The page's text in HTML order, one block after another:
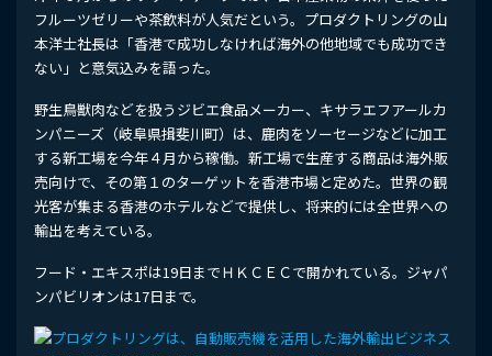
フルーツゼリーや茶飲料が人気だという。プロダクトリングの山
本洋士社長は「香港で成功しなければ海外の他地域でも成功でき
ない」と意気込みを語った。
野生鳥獣肉などを扱うジビエ食品メーカー、キサラエフアールカ
ンパニーズ（岐阜県揖斐川町）は、鹿肉をソーセージなどに加工
する新工場を今年４月から稼働。新工場で生産する商品は海外販
売向けで、その第１のターゲットを香港市場と定めた。世界の観
光客が集まる香港のホテルなどで提供し、将来的には全世界への
輸出を考えている。
フード・エキスポは19日までＨＫＣＥＣで開かれている。ジャパ
ンパビリオンは17日まで。